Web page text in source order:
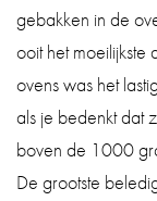
gebakken in de
ooit het moeilijkste
ovens was het
als je bedenkt dat
boven de 1000
De grootste